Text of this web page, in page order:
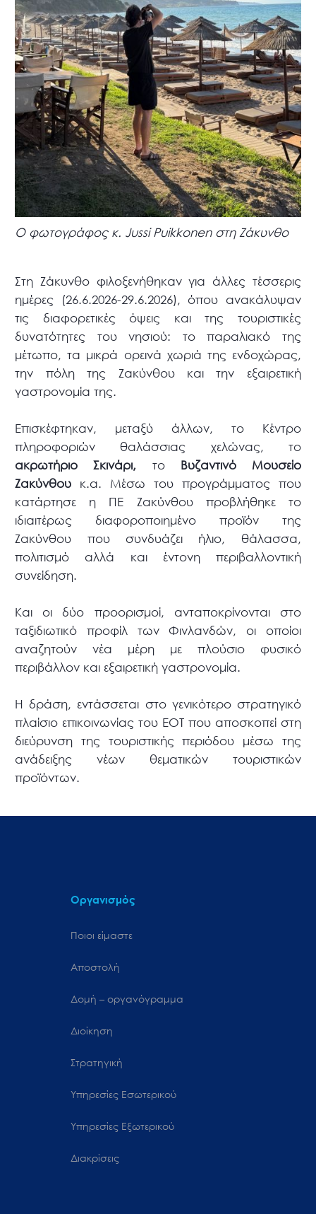
Ο φωτογράφος κ. Jussi Puikkonen στη Ζάκυνθο
Στη Ζάκυνθο φιλοξενήθηκαν για άλλες τέσσερις
ημέρες (26.6.2026-29.6.2026), όπου ανακάλυψαν
τις διαφορετικές όψεις και της τουριστικές
δυνατότητες του νησιού: το παραλιακό της
μέτωπο, τα μικρά ορεινά χωριά της ενδοχώρας,
την πόλη της Ζακύνθου και την εξαιρετική
γαστρονομία της.
Επισκέφτηκαν, μεταξύ άλλων, το Κέντρο
πληροφοριών θαλάσσιας χελώνας, το
ακρωτήριο Σκινάρι, το Βυζαντινό Μουσείο
Ζακύνθου κ.α. Μέσω του προγράμματος που
κατάρτησε η ΠΕ Ζακύνθου προβλήθηκε το
ιδιαιτέρως διαφοροποιημένο προϊόν της
Ζακύνθου που συνδυάζει ήλιο, θάλασσα,
πολιτισμό αλλά και έντονη περιβαλλοντική
συνείδηση.
Και οι δύο προορισμοί, ανταποκρίνονται στο
ταξιδιωτικό προφίλ των Φινλανδών, οι οποίοι
αναζητούν νέα μέρη με πλούσιο φυσικό
περιβάλλον και εξαιρετική γαστρονομία.
Η δράση, εντάσσεται στο γενικότερο στρατηγικό
πλαίσιο επικοινωνίας του ΕΟΤ που αποσκοπεί στη
διεύρυνση της τουριστικής περιόδου μέσω της
ανάδειξης νέων θεματικών τουριστικών
προϊόντων.
Οργανισμός
Ποιοι είμαστε
Αποστολή
Δομή – οργανόγραμμα
Διοίκηση
Στρατηγική
Υπηρεσίες Εσωτερικού
Υπηρεσίες Εξωτερικού
Διακρίσεις